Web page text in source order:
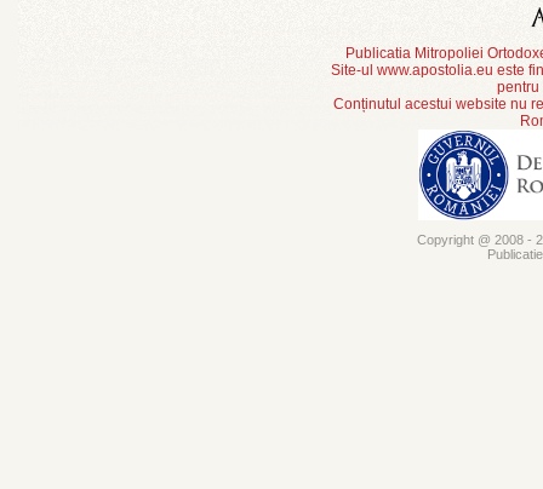
Publicatia Mitropoliei
Site-ul www.apostolia.eu este
pentru
Conținutul acestui website nu
Copyright @ 2008 -